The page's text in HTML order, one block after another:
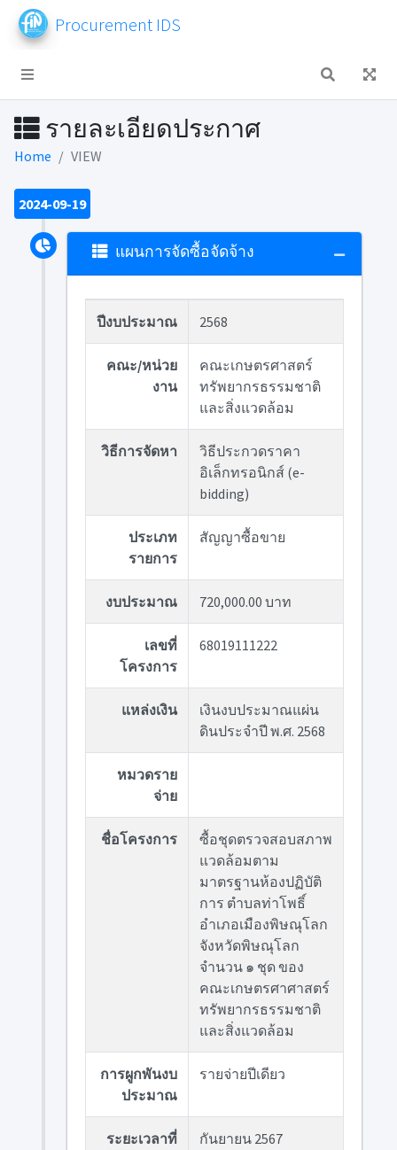
Procurement IDS
รายละเอียดประกาศ
Home VIEW
2024-09-19
แผนการจัดซื้อจัดจ้าง
ปีงบประมาณ 2568
คณะ/หน่วย
งาน
คณะเกษตรศาสตร์
ทรัพยากรธรรมชาติ
และสิ่งแวดล้อม
วิธีการจัดหา
วิธีประกวดราคา
อิเล็กทรอนิกส์ (e-
bidding)
ประเภท
รายการ
สัญญาซื้อขาย
งบประมาณ 720,000.00 บาท
เลขที่
โครงการ
68019111222
แหล่งเงิน
เงินงบประมาณแผ่น
ดินประจำปี พ.ศ. 2568
หมวดราย
จ่าย
ชื่อโครงการ
ซื้อชุดตรวจสอบสภาพ
แวดล้อมตาม
มาตรฐานห้องปฏิบัติ
การ ตำบลท่าโพธิ์
อำเภอเมืองพิษณุโลก
จังหวัดพิษณุโลก
จำนวน ๑ ชุด ของ
คณะเกษตรศาศาสตร์
ทรัพยากรธรรมชาติ
และสิ่งแวดล้อม
การผูกพันงบ
ประมาณ
รายจ่ายปีเดียว
ระยะเวลาที่
กันยายน 2567